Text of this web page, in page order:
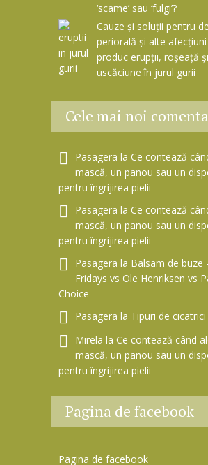
‘scame’ sau ‘fulgi’?
Cauze și soluții pentru
periorală și alte
produc erupții, roșeață și
uscăciune în jurul gurii
Cele mai noi
Pasagera la Ce contează
mască, un panou sau un
pentru îngrijirea pielii
Pasagera la Ce contează
mască, un panou sau un
pentru îngrijirea pielii
Pasagera la Balsam de buze
Fridays vs Ole Henriksen vs
Choice
Pasagera la Tipuri de cicatrici
Mirela la Ce contează când
mască, un panou sau un
pentru îngrijirea pielii
Pagina de facebook
Pagina de facebook